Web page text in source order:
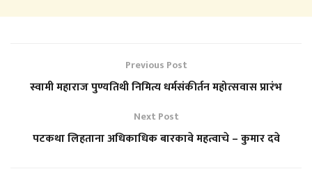
Previous Post
स्वामी महाराज पुण्यतिथी निमित्य धर्मसंकीर्तन महोत्सवास प्रारंभ
Next Post
पटकथा लिहताना अधिकाधिक बारकावे महत्वाचे – कुमार दवे